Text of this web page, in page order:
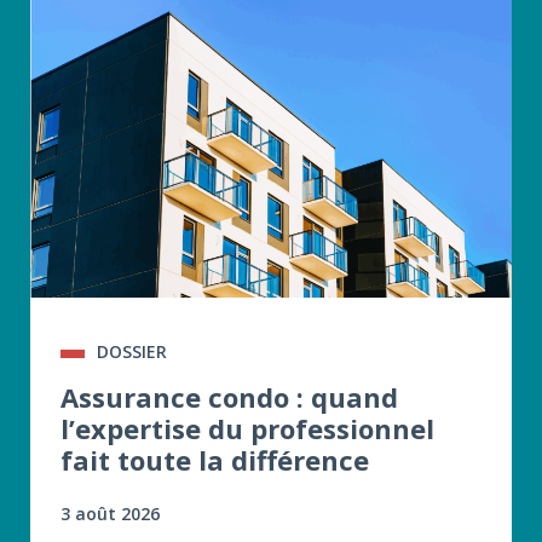
DOSSIER
Assurance condo : quand
l’expertise du professionnel
fait toute la différence
3 août 2026